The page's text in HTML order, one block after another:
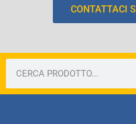
CONTATTACI